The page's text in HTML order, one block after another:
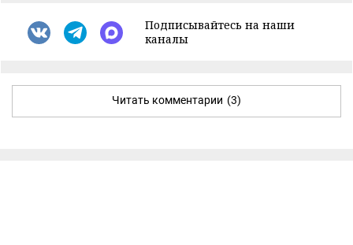
Подписывайтесь на наши
каналы
Читать комментарии (3)